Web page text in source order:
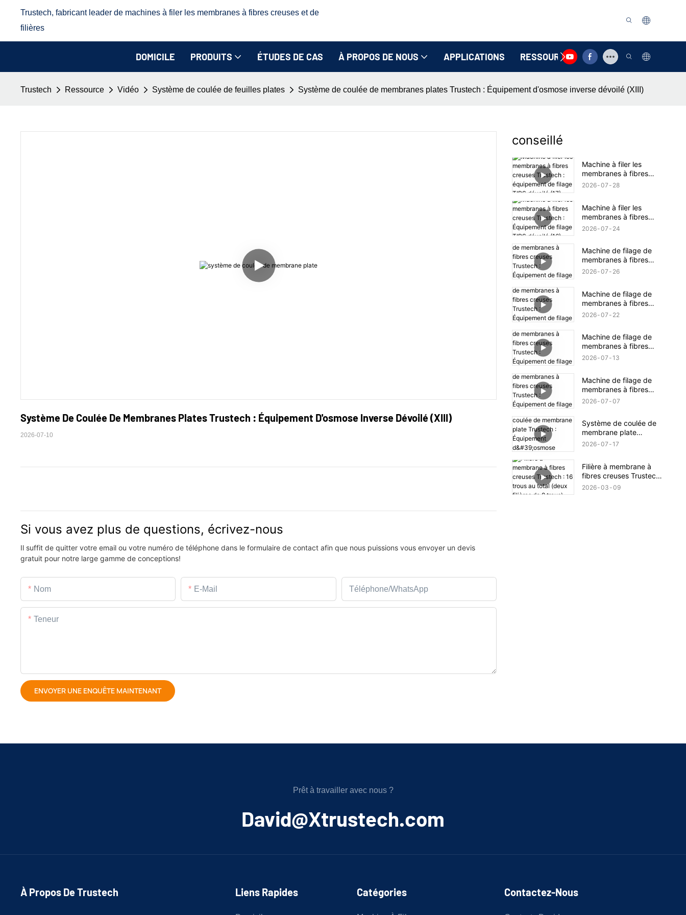
Trustech, fabricant leader de machines à filer les membranes à fibres creuses et de
filières
DOMICILE PRODUITS ÉTUDES DE CAS À PROPOS DE NOUS APPLICATIONS RESSOURCE CONTACTEZ-NOUS
Trustech Ressource Vidéo Système de coulée de feuilles plates Système de coulée de membranes plates Trustech : Équipement d'osmose inverse dévoilé (XIII)
Système De Coulée De Membranes Plates Trustech : Équipement D'osmose Inverse Dévoilé (XIII)
2026-07-10
Si vous avez plus de questions, écrivez-nous
Il suffit de quitter votre email ou votre numéro de téléphone dans le formulaire de contact afin que nous puissions vous envoyer un devis
gratuit pour notre large gamme de conceptions!
Nom E-Mail Téléphone/WhatsApp
Teneur
ENVOYER UNE ENQUÊTE MAINTENANT
conseillé
Machine à filer les
membranes à fibres
creuses Trustech :
2026 07 28
Machine à filer les
membranes à fibres
creuses Trustech :
2026 07 24
Machine de filage de
membranes à fibres
creuses Trustech :
2026 07 26
Machine de filage de
membranes à fibres
creuses Trustech :
2026 07 22
Machine de filage de
membranes à fibres
creuses Trustech :
2026 07 13
Machine de filage de
membranes à fibres
creuses Trustech :
2026 07 07
Système de coulée de
membrane plate
Trustech : Équipement
2026 07 17
Filière à membrane à
fibres creuses Trustech :
16 trous au total (deux
2026 03 09
Prêt à travailler avec nous ?
﻿David@Xtrustech.com
À Propos De Trustech Liens Rapides Catégories Contactez-Nous